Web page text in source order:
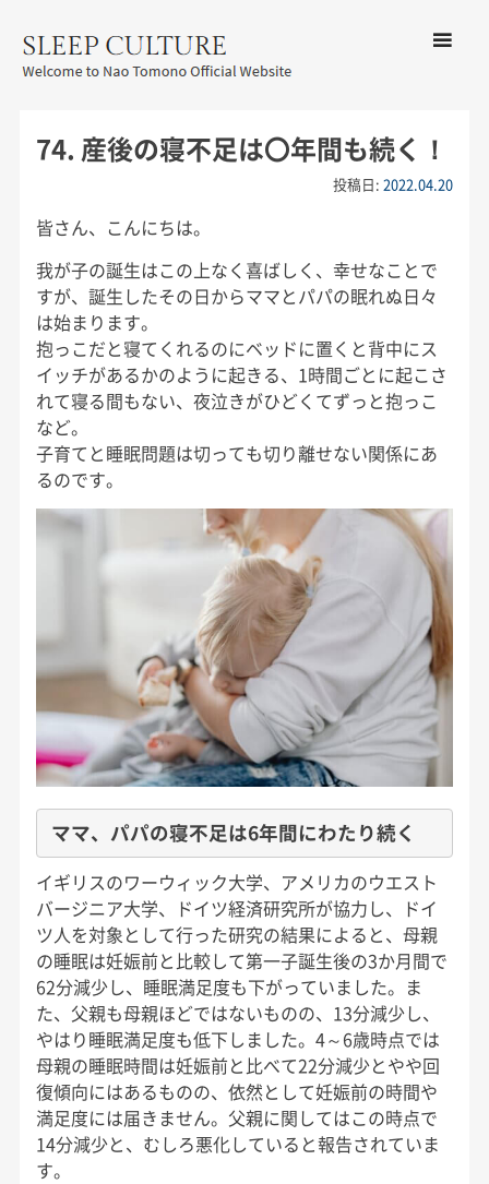
CULTURE
ュ
ー
ツへ移動
74. 産後の寝不足は〇年間も続く！
投稿日:2022.04.20
皆さん、こんにちは。
我が子の誕生はこの上なく喜ばしく、幸せなことで
すが、誕生したその日からママとパパの眠れぬ日々
は始まります。
抱っこだと寝てくれるのにベッドに置くと背中にス
イッチがあるかのように起きる、1時間ごとに起こさ
れて寝る間もない、夜泣きがひどくてずっと抱っこ
など。
子育てと睡眠問題は切っても切り離せない関係にあ
るのです。
ママ、パパの寝不足は6年間にわたり続く
イギリスのワーウィック大学、アメリカのウエスト
バージニア大学、ドイツ経済研究所が協力し、ドイ
ツ人を対象として行った研究の結果によると、母親
の睡眠は妊娠前と比較して第一子誕生後の3か月間で
62分減少し、睡眠満足度も下がっていました。ま
た、父親も母親ほどではないものの、13分減少し、
やはり睡眠満足度も低下しました。4～6歳時点では
母親の睡眠時間は妊娠前と比べて22分減少とやや回
復傾向にはあるものの、依然として妊娠前の時間や
満足度には届きません。父親に関してはこの時点で
14分減少と、むしろ悪化していると報告されていま
す。